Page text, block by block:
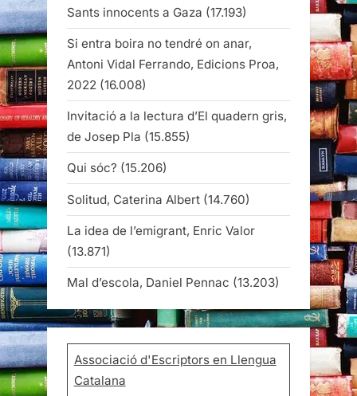
Sants innocents a Gaza (17.193)
Si entra boira no tendré on anar,
Antoni Vidal Ferrando, Edicions Proa,
2022 (16.008)
Invitació a la lectura d’El quadern gris,
de Josep Pla (15.855)
Qui sóc? (15.206)
Solitud, Caterina Albert (14.760)
La idea de l’emigrant, Enric Valor
(13.871)
Mal d’escola, Daniel Pennac (13.203)
Associació d'Escriptors en Llengua
Catalana